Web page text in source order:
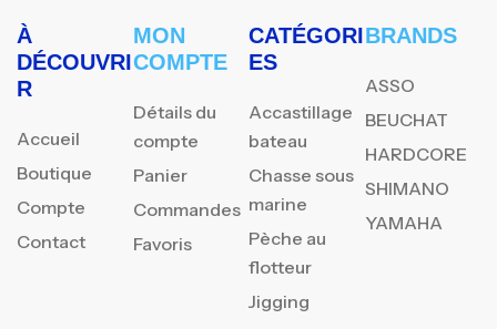
À
DÉCOUVRI
R
Accueil
Boutique
Compte
Contact
MON
COMPTE
Détails du
compte
Panier
Commandes
Favoris
CATÉGORI
ES
Accastillage
bateau
Chasse sous
marine
Pèche au
flotteur
Jigging
BRANDS
ASSO
BEUCHAT
HARDCORE
SHIMANO
YAMAHA